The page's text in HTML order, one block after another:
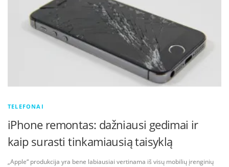
TELEFONAI
iPhone remontas: dažniausi gedimai ir
kaip surasti tinkamiausią taisyklą
„Apple“ produkcija yra bene labiausiai vertinama iš visų mobilių įrenginių